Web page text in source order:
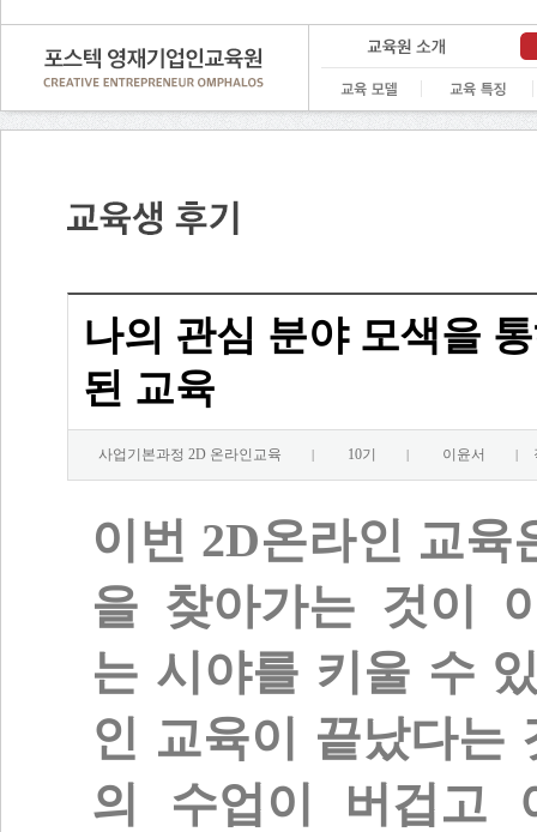
나의 관심 분야 모색을
된 교육
사업기본과정 2D 온라인교육 10기 이윤서
이번 2D온라인 교육
을 찾아가는 것이
는 시야를 키울 수
인 교육이 끝났다는
의
수업이 버겁고